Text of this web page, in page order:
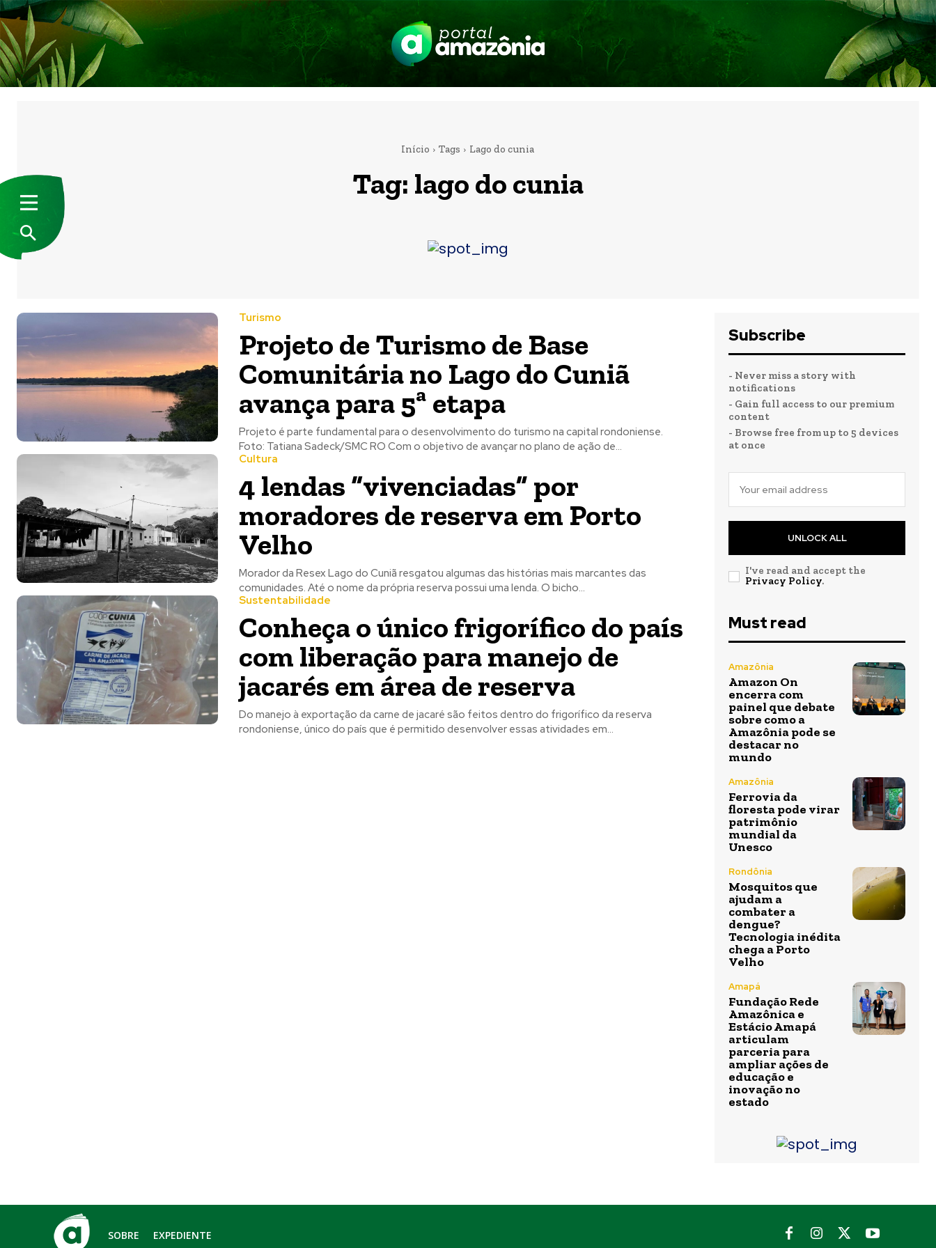
Início Tags Lago do cunia
Tag: lago do cunia
Turismo
Projeto de Turismo de Base
Comunitária no Lago do Cuniã
avança para 5ª etapa
Projeto é parte fundamental para o desenvolvimento do turismo na capital rondoniense.
Foto: Tatiana Sadeck/SMC RO Com o objetivo de avançar no plano de ação de...
Cultura
4 lendas “vivenciadas” por
moradores de reserva em Porto
Velho
Morador da Resex Lago do Cuniã resgatou algumas das histórias mais marcantes das
comunidades. Até o nome da própria reserva possui uma lenda. O bicho...
Sustentabilidade
Conheça o único frigorífico do país
com liberação para manejo de
jacarés em área de reserva
Do manejo à exportação da carne de jacaré são feitos dentro do frigorífico da reserva
rondoniense, único do país que é permitido desenvolver essas atividades em...
Subscribe
- Never miss a story with
notifications
- Gain full access to our premium
content
- Browse free from up to 5 devices
at once
UNLOCK ALL
I've read and accept the
Privacy Policy.
Must read
Amazônia
Amazon On
encerra com
painel que debate
sobre como a
Amazônia pode se
destacar no
mundo
Amazônia
Ferrovia da
floresta pode virar
patrimônio
mundial da
Unesco
Rondônia
Mosquitos que
ajudam a
combater a
dengue?
Tecnologia inédita
chega a Porto
Velho
Amapá
Fundação Rede
Amazônica e
Estácio Amapá
articulam
parceria para
ampliar ações de
educação e
inovação no
estado
SOBRE EXPEDIENTE